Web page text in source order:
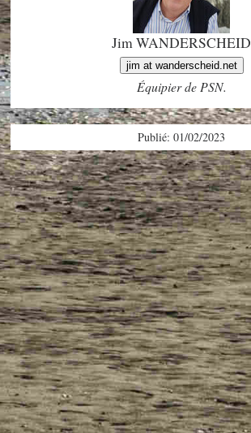
Jim WANDERSCHEID
jim at wanderscheid.net
Équipier de PSN.
Publié: 01/02/2023